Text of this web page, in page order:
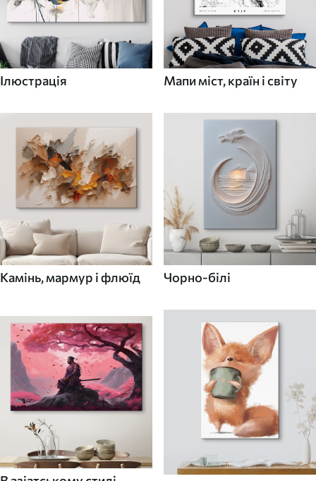
Ілюстрація Мапи міст, країн і світу
Камінь, мармур і флюїд Чорно-білі